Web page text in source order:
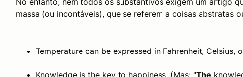
No entanto, nem todos os substantivos exigem um artigo
massa (ou incontáveis), que se referem a coisas abstratas
Temperature can be expressed in Fahrenheit, Celsius,
Knowledge is the key to happiness. (Mas: "The